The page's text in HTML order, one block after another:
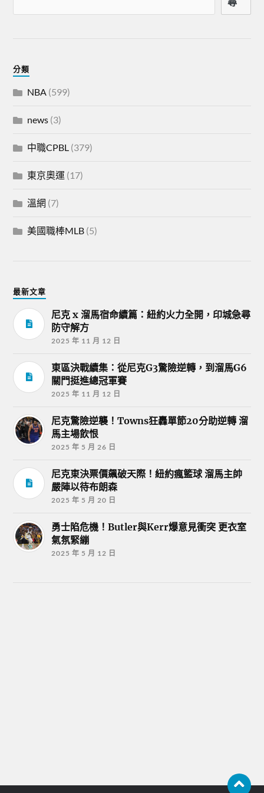
分類
NBA (599)
news (3)
中職CPBL (379)
東京奧運 (17)
溫網 (7)
美國職棒MLB (5)
最新文章
尼克 x 溜馬宿命續篇：紐約火力全開，印城急尋
防守解方
2025 年 11 月 12 日
東區決戰續集：從尼克G3驚險逆轉，到溜馬G6
關門挺進總冠軍賽
2025 年 11 月 12 日
尼克驚險逆襲！Towns狂轟單節20分助逆轉 溜
馬主場飲恨
2025 年 5 月 26 日
尼克東決票價飆破天際！紐約瘋籃球 溜馬主帥
嚴陣以待布朗森
2025 年 5 月 20 日
勇士陷危機！Butler與Kerr爆意見衝突 更衣室
氣氛緊繃
2025 年 5 月 12 日